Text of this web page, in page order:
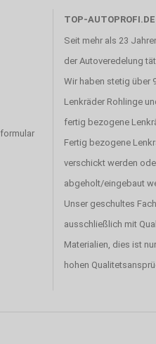
TOP-AUTOPROFI.DE
Seit mehr als 23
der Autoveredelung
Wir haben stetig über
Lenkräder Rohlinge
fertig bezogene
Fertig bezogene
verschickt werden
abgeholt/eingebaut
Unser geschultes
ausschließlich mit
Materialien, dies ist
hohen